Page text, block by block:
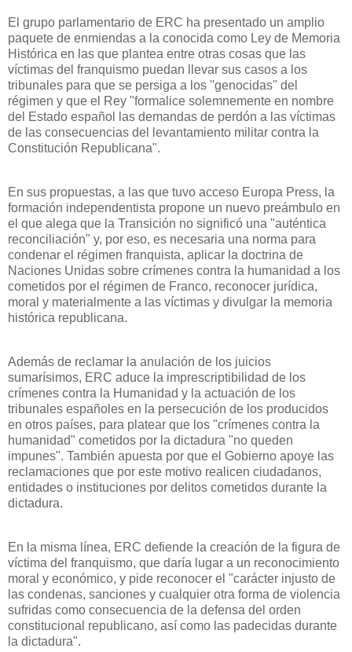
El grupo parlamentario de ERC ha presentado un amplio
paquete de enmiendas a la conocida como Ley de Memoria
Histórica en las que plantea entre otras cosas que las
víctimas del franquismo puedan llevar sus casos a los
tribunales para que se persiga a los ''genocidas'' del
régimen y que el Rey "formalice solemnemente en nombre
del Estado español las demandas de perdón a las víctimas
de las consecuencias del levantamiento militar contra la
Constitución Republicana".
En sus propuestas, a las que tuvo acceso Europa Press, la
formación independentista propone un nuevo preámbulo en
el que alega que la Transición no significó una "auténtica
reconciliación" y, por eso, es necesaria una norma para
condenar el régimen franquista, aplicar la doctrina de
Naciones Unidas sobre crímenes contra la humanidad a los
cometidos por el régimen de Franco, reconocer jurídica,
moral y materialmente a las víctimas y divulgar la memoria
histórica republicana.
Además de reclamar la anulación de los juicios
sumarísimos, ERC aduce la imprescriptibilidad de los
crímenes contra la Humanidad y la actuación de los
tribunales españoles en la persecución de los producidos
en otros países, para platear que los "crímenes contra la
humanidad" cometidos por la dictadura "no queden
impunes". También apuesta por que el Gobierno apoye las
reclamaciones que por este motivo realicen ciudadanos,
entidades o instituciones por delitos cometidos durante la
dictadura.
En la misma línea, ERC defiende la creación de la figura de
víctima del franquismo, que daría lugar a un reconocimiento
moral y económico, y pide reconocer el "carácter injusto de
las condenas, sanciones y cualquier otra forma de violencia
sufridas como consecuencia de la defensa del orden
constitucional republicano, así como las padecidas durante
la dictadura".